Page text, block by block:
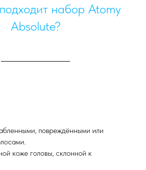
набор Atomy
Absolute?
повреждёнными или
коже головы, склонной к